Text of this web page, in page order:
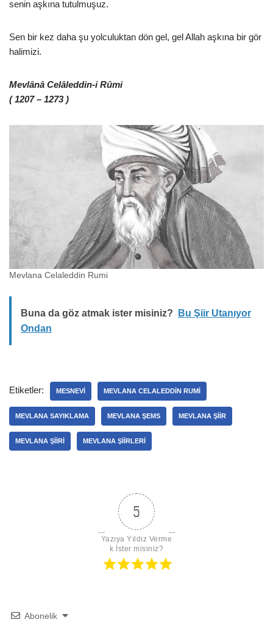
senin aşkına tutulmuşuz.
Sen bir kez daha şu yolculuktan dön gel, gel Allah aşkına bir gör
halimizi.
Mevlânâ Celâleddin-i Rûmi
( 1207 – 1273 )
Mevlana Celaleddin Rumi
Buna da göz atmak ister misiniz?
Bu Şiir Utanıyor
Ondan
Etiketler: MESNEVI MEVLANA CELALEDDIN RUMI
MEVLANA SAYIKLAMA MEVLANA ŞEMS MEVLANA ŞIIR
MEVLANA ŞIIRI MEVLANA ŞIIRLERI
5
Yazıya Yıldız Verme
k İster misiniz?
Abonelik